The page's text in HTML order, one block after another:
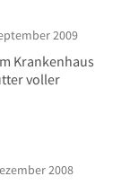
2009
Krankenhaus
voller
2008